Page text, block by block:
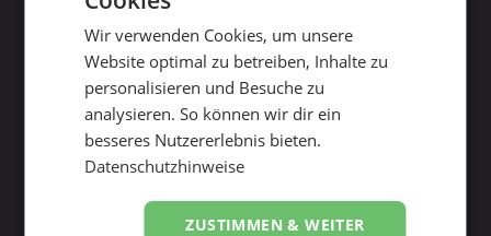
bis
Wir verwenden Cookies, um unsere
Website optimal zu betreiben, Inhalte zu
personalisieren und Besuche zu
analysieren. So können wir dir ein
besseres Nutzererlebnis bieten.
Datenschutzhinweise
ZUSTIMMEN & WEITER